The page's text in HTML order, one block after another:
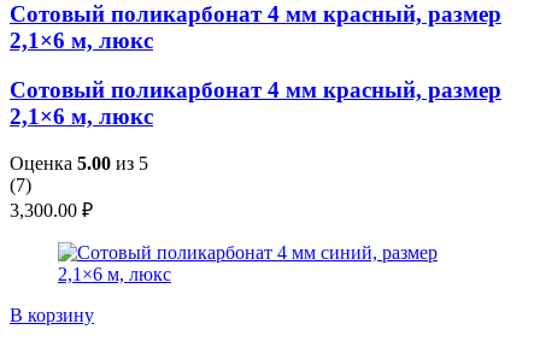
Сотовый поликарбонат 4 мм красный, размер
2,1×6 м, люкс
Сотовый поликарбонат 4 мм красный, размер
2,1×6 м, люкс
Оценка 5.00 из 5
(7)
3,300.00 ₽
В корзину